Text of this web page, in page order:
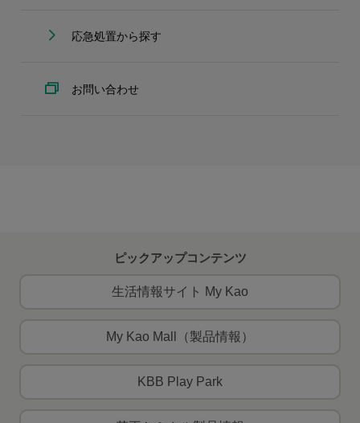
応急処置から探す
お問い合わせ
ピックアップコンテンツ
生活情報サイト My Kao
My Kao Mall（製品情報）
KBB Play Park